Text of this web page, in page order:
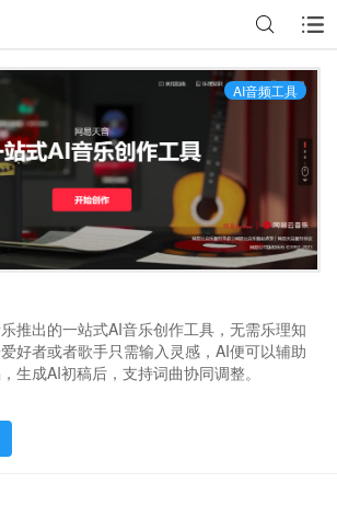
AI音频工具
推出的一站式AI音乐创作工具，无需乐理知
好者或者歌手只需输入灵感，AI便可以辅助
生成AI初稿后，支持词曲协同调整。